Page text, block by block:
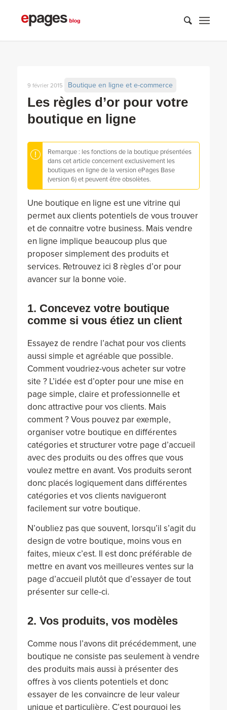
Les règles d’or pour votre
boutique en ligne
9 février 2015 Boutique en ligne et e-commerce
Remarque : les fonctions de la boutique présentées
dans cet article concernent exclusivement les
boutiques en ligne de la version ePages Base
(version 6) et peuvent être obsolètes.
Une boutique en ligne est une vitrine qui
permet aux clients potentiels de vous trouver
et de connaitre votre business. Mais vendre
en ligne implique beaucoup plus que
proposer simplement des produits et
services. Retrouvez ici 8 règles d’or pour
avancer sur la bonne voie.
1. Concevez votre boutique
comme si vous étiez un client
Essayez de rendre l’achat pour vos clients
aussi simple et agréable que possible.
Comment voudriez-vous acheter sur votre
site ? L’idée est d’opter pour une mise en
page simple, claire et professionnelle et
donc attractive pour vos clients. Mais
comment ? Vous pouvez par exemple,
organiser votre boutique en différentes
catégories et structurer votre page d’accueil
avec des produits ou des offres que vous
voulez mettre en avant. Vos produits seront
donc placés logiquement dans différentes
catégories et vos clients navigueront
facilement sur votre boutique.
N’oubliez pas que souvent, lorsqu’il s’agit du
design de votre boutique, moins vous en
faites, mieux c’est. Il est donc préférable de
mettre en avant vos meilleures ventes sur la
page d’accueil plutôt que d’essayer de tout
présenter sur celle-ci.
2. Vos produits, vos modèles
Comme nous l’avons dit précédemment, une
boutique ne consiste pas seulement à vendre
des produits mais aussi à présenter des
offres à vos clients potentiels et donc
essayer de les convaincre de leur valeur
unique et particulière. C’est pourquoi les